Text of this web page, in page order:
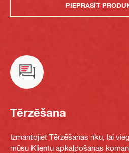
PIEPRASĪT
Tērzēšana
Izmantojiet Tērzēšanas rīku, lai
mūsu Klientu apkalpošanas